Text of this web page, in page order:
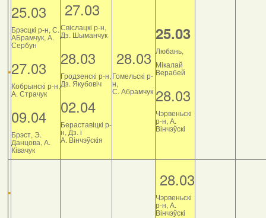
25.03
Брэсцкі р-н, С.
АБрамчук, А.
Сербун
27.03
Кобрынскі р-н,
А. Страчук
09.04
Брэст, Э.
Данцова, А.
Ківачук
27.03
Свіслацкі р-н,
Дз. Шыманчук
28.03
Гродзенскі р-н,
Дз. Якубовіч
02.04
Бераставіцкі р-
н, Дз. і
А. Вінчэўскія
28.03
Гомельскі р-
н,
С. Абрамчук
25.03
Любань,
Мікалай
Верабей
28.03
Чэрвеньскі
р-н, А.
Вінчэўскі
28.03
Чэрвеньскі
р-н, А.
Вінчэўскі